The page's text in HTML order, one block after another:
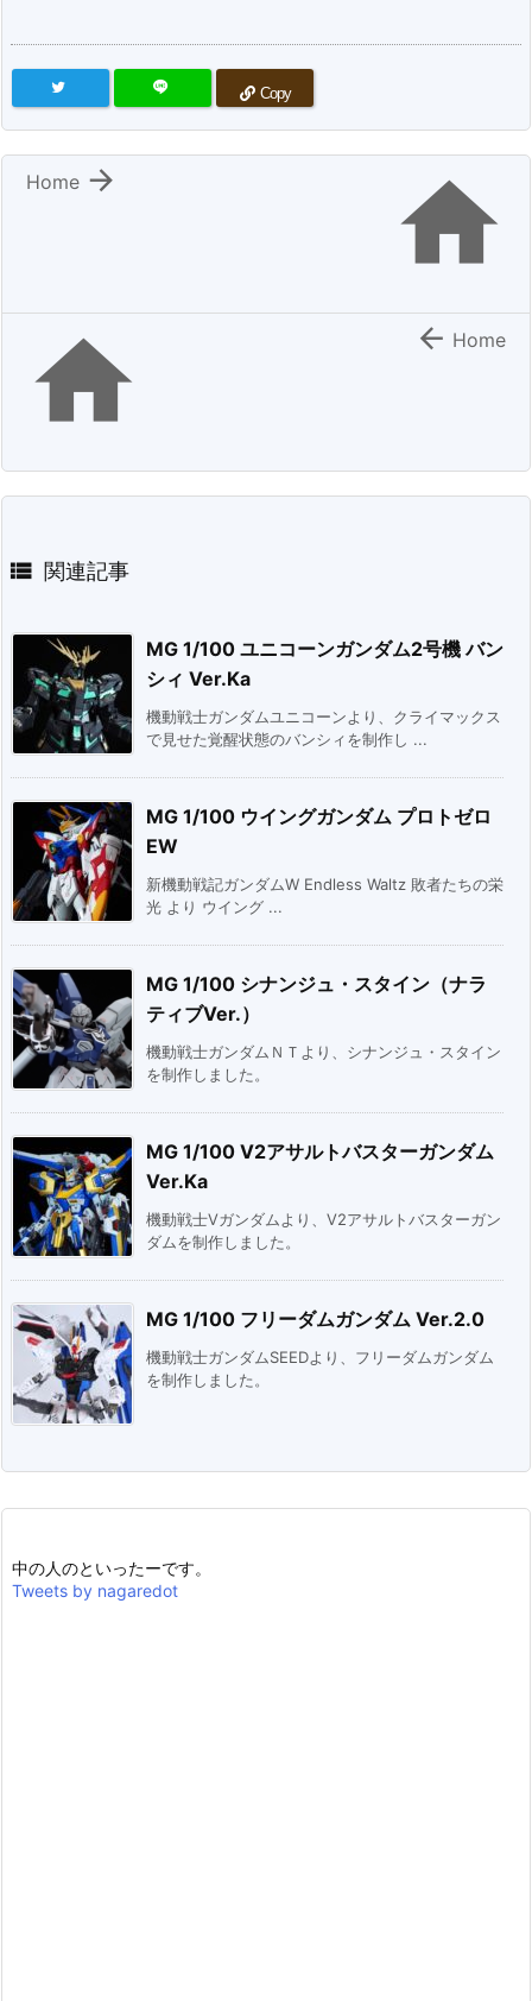
Copy


Home
  Home
 関連記事
MG 1/100 ユニコーンガンダム2号機 バン
シィ Ver.Ka
機動戦士ガンダムユニコーンより、クライマックス
で見せた覚醒状態のバンシィを制作し ...
MG 1/100 ウイングガンダム プロトゼロ
EW
新機動戦記ガンダムW Endless Waltz 敗者たちの栄
光 より ウイング ...
MG 1/100 シナンジュ・スタイン（ナラ
ティブVer.）
機動戦士ガンダムＮＴより、シナンジュ・スタイン
を制作しました。
MG 1/100 V2アサルトバスターガンダム
Ver.Ka
機動戦士Vガンダムより、V2アサルトバスターガン
ダムを制作しました。
MG 1/100 フリーダムガンダム Ver.2.0
機動戦士ガンダムSEEDより、フリーダムガンダム
を制作しました。
中の人のといったーです。
Tweets by nagaredot